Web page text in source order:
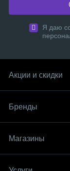
Я даю
Акции и скидки
Бренды
Магазины